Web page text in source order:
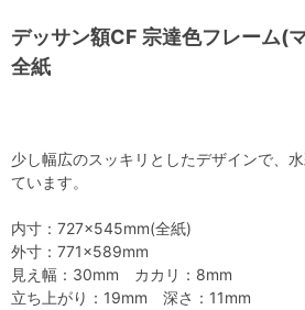
デッサン額CF 宗達色フレーム(
全紙
少し幅広のスッキリとしたデザインで、
ています。
内寸：727×545mm(全紙)
外寸：771×589mm
見え幅：30mm カカリ：8mm
立ち上がり：19mm 深さ：11mm